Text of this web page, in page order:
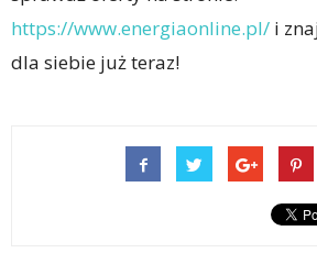
https://www.energiaonline.pl/ i
dla siebie już teraz!